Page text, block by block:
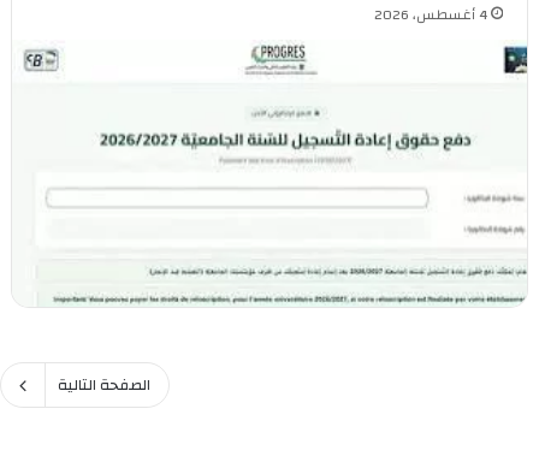
4 أغسطس، 2026
الصفحة التالية